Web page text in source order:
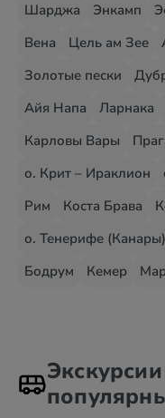
Шарджа
Энкамп
Вена
Цель ам Зее
Золотые пески
Айя Напа
Ларнака
Карловы Вары
о. Крит – Ираклион
Рим
Коста Брава
о. Тенерифе (Канары)
Бодрум
Кемер